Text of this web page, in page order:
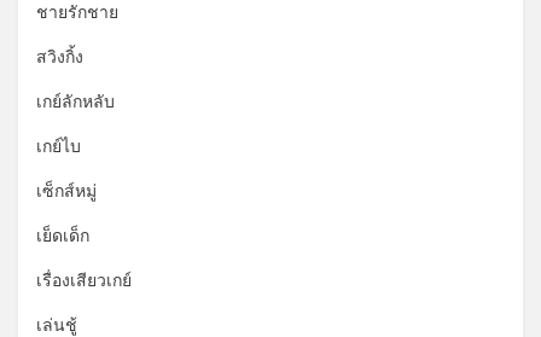
ชายรักชาย
สวิงกิ้ง
เกย์ลักหลับ
เกย์ไบ
เซ็กส์หมู่
เย็ดเด็ก
เรื่องเสียวเกย์
เล่นชู้